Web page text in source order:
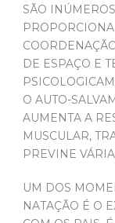
SÃO
DE ESPAÇO E
O AUTO-
AUMENTA A
MUSCULAR,
PREVINE
UM DOS
NATAÇÃO É O